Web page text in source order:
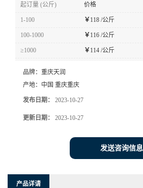
起订量 (公斤) 价格
1-100 ￥118 /公斤
100-1000 ￥116 /公斤
≥1000 ￥114 /公斤
品牌： 重庆天润
产地： 中国 重庆重庆
发布日期： 2023-10-27
更新日期： 2023-10-27
发送咨询信息
产品详请